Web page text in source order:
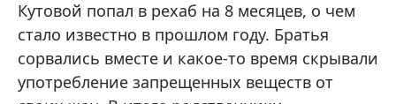
Кутовой попал в рехаб на 8 месяцев, о чем
стало известно в прошлом году. Братья
сорвались вместе и какое-то время скрывали
употребление запрещенных веществ от